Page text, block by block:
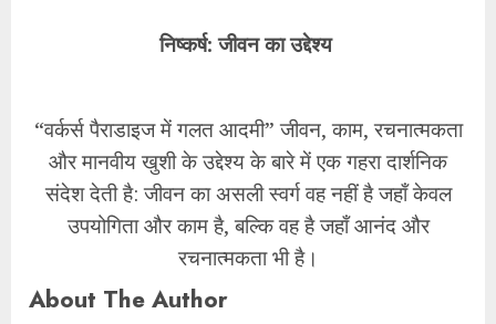
निष्कर्ष: जीवन का उद्देश्य
“वर्कर्स पैराडाइज में गलत आदमी” जीवन, काम, रचनात्मकता
और मानवीय खुशी के उद्देश्य के बारे में एक गहरा दार्शनिक
संदेश देती है: जीवन का असली स्वर्ग वह नहीं है जहाँ केवल
उपयोगिता और काम है, बल्कि वह है जहाँ आनंद और
रचनात्मकता भी है।
About The Author